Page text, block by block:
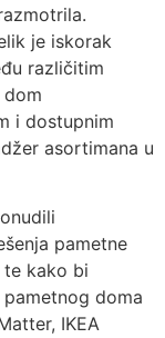
je iskorak
različitim
i dostupnim
asortimana u
pametne
te kako bi
doma
IKEA